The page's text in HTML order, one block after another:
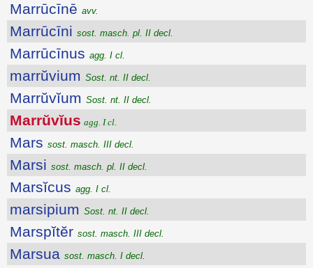
Marrūcīnē avv.
Marrūcīni sost. masch. pl. II decl.
Marrūcīnus agg. I cl.
marrŭvium Sost. nt. II decl.
Marrŭvĭum Sost. nt. II decl.
Marrŭvĭus agg. I cl.
Mars sost. masch. III decl.
Marsi sost. masch. pl. II decl.
Marsĭcus agg. I cl.
marsipium Sost. nt. II decl.
Marspĭtĕr sost. masch. III decl.
Marsua sost. masch. I decl.